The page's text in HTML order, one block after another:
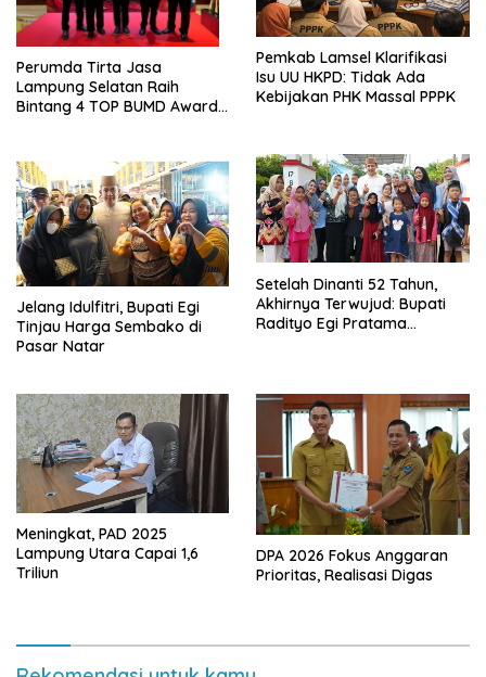
Perumda Tirta Jasa
Lampung Selatan Raih
Bintang 4 TOP BUMD Awards
Pemkab Lamsel Klarifikasi
Isu UU HKPD: Tidak Ada
Kebijakan PHK Massal PPPK
Jelang Idulfitri, Bupati Egi
Tinjau Harga Sembako di
Pasar Natar
Setelah Dinanti 52 Tahun,
Akhirnya Terwujud: Bupati
Radityo Egi Pratama
Meningkat, PAD 2025
Lampung Utara Capai 1,6
Triliun
DPA 2026 Fokus Anggaran
Prioritas, Realisasi Digas